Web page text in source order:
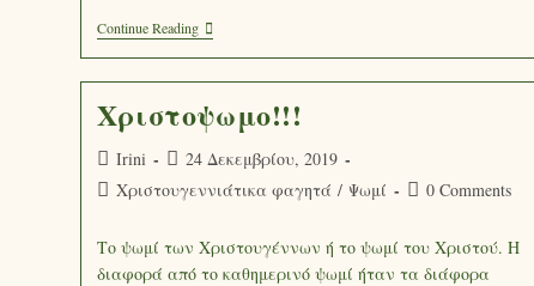
Continue Reading
Χριστοψωμο!!!
Irini
24 Δεκεμβρίου, 2019
Χριστουγεννιάτικα φαγητά / Ψωμί 0 Comments
Το ψωμί των Χριστουγέννων ή το ψωμί του Χριστού. Η
διαφορά από το καθημερινό ψωμί ήταν τα διάφορα